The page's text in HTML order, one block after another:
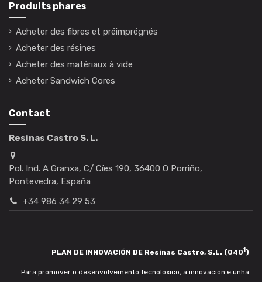
Produits phares
Acheter des fibres et préimprégnés
Acheter des résines
Acheter des matériaux à vide
Acheter Sandwich Cores
Contact
Resinas Castro S. L.
Pol. Ind. A Granxa, C/ Cíes 190, 36400 O Porriño,
Pontevedra, España
+34 986 34 29 53
PLAN DE INNOVACIÓN DE Resinas Castro, S.L. (0401)
Para promover o desenvolvemento tecnolóxico, a innovación e unha